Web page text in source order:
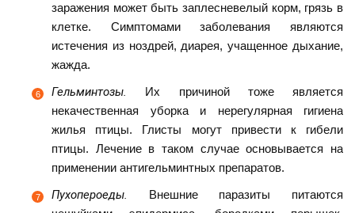
заражения может быть заплесневелый корм, грязь в
клетке. Симптомами заболевания являются
истечения из ноздрей, диарея, учащенное дыхание,
жажда.
Гельминтозы.
Их причиной тоже является
некачественная уборка и нерегулярная гигиена
жилья птицы. Глисты могут привести к гибели
птицы. Лечение в таком случае основывается на
применении антигельминтных препаратов.
Пухопероеды.
Внешние паразиты питаются